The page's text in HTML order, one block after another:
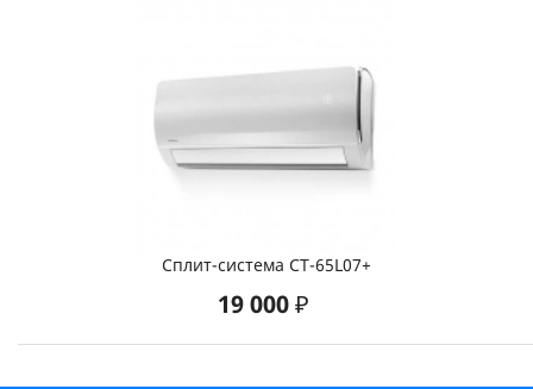
Mdv MDSAF-18HRN1/MDOAF-18HN1
Напряжение:220 В
Сплит-система CT-65L07+
19 000 ₽